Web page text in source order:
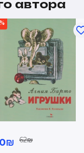
автора
62₪